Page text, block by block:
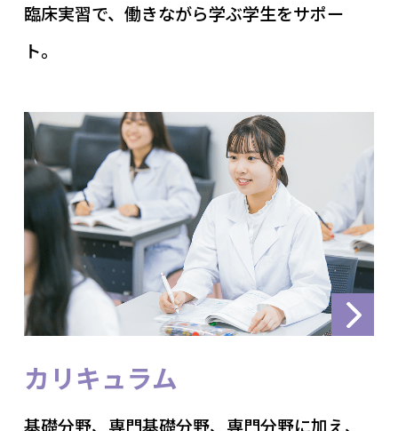
臨床実習で、働きながら学ぶ学生をサポー
ト。
カリキュラム
基礎分野、専門基礎分野、専門分野に加え、